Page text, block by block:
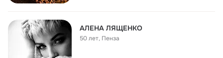
АЛЕНА ЛЯЩЕНКО
50 лет, Пенза